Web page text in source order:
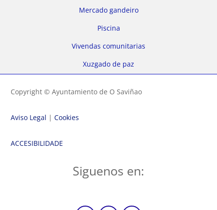
Mercado gandeiro
Piscina
Vivendas comunitarias
Xuzgado de paz
Copyright © Ayuntamiento de O Saviñao
Aviso Legal |Cookies
ACCESIBILIDADE
Siguenos en: